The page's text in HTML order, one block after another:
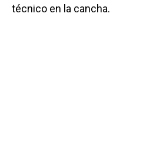
técnico en la cancha.